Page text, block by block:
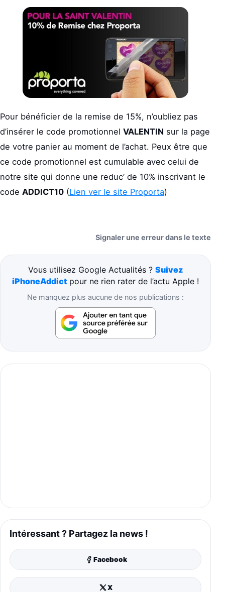
Pour bénéficier de la remise de 15%, n’oubliez pas
d’insérer le code promotionnel VALENTIN sur la page
de votre panier au moment de l’achat. Peux être que
ce code promotionnel est cumulable avec celui de
notre site qui donne une reduc’ de 10% inscrivant le
code ADDICT10 (Lien ver le site Proporta)
Signaler une erreur dans le texte
Vous utilisez Google Actualités ? Suivez
iPhoneAddict pour ne rien rater de l’actu Apple !
Ne manquez plus aucune de nos publications :
Intéressant ? Partagez la news !
Facebook
X